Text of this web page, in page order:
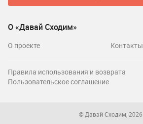
О «Давай Сходим»
О проекте Контакты
Правила использования и возврата
Пользовательское соглашение
© Давай Сходим, 2026